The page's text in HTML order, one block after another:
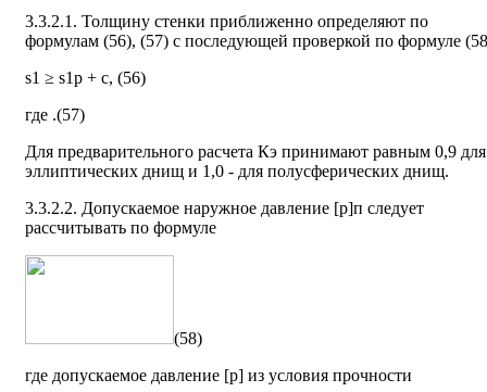
3.3.2.1. Толщину стенки приближенно определяют по
формулам (56), (57) с последующей проверкой по формуле
s1 ≥ s1p + c, (56)
где .(57)
Для предварительного расчета Кэ принимают равным 0,9 для
эллиптических днищ и 1,0 - для полусферических днищ.
3.3.2.2. Допускаемое наружное давление [р]п следует
рассчитывать по формуле
(58)
где допускаемое давление [р] из условия прочности